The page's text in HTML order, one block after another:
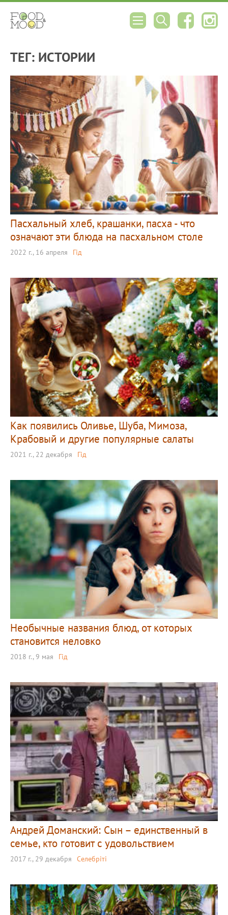
ТЕГ: ИСТОРИИ
Пасхальный хлеб, крашанки, пасха - что
означают эти блюда на пасхальном столе
2022 г., 16 апреля Гід
Как появились Оливье, Шуба, Мимоза,
Крабовый и другие популярные салаты
2021 г., 22 декабря Гід
Необычные названия блюд, от которых
становится неловко
2018 г., 9 мая Гід
Андрей Доманский: Сын – единственный в
семье, кто готовит с удовольствием
2017 г., 29 декабря Селебріті